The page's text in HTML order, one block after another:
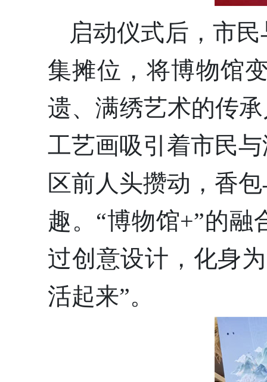
启动仪式后，市
集摊位，将博物馆
遗、满绣艺术的传
工艺画吸引着市民
区前人头攒动，香
趣。“博物馆+”的
过创意设计，化身
活起来”。